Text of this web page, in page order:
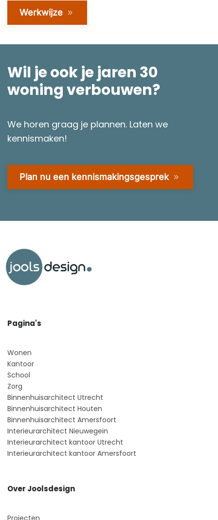
Werkwijze
Wil je ook je jaren 30
woning verbouwen?
We horen graag je plannen. Laten we
kennismaken!
Plan nu een kennismakingsgesprek
Pagina's
Wonen
Kantoor
School
Zorg
Binnenhuisarchitect Utrecht
Binnenhuisarchitect Houten
Binnenhuisarchitect Amersfoort
Interieurarchitect Nieuwegein
Interieurarchitect kantoor Utrecht
Interieurarchitect kantoor Amersfoort
Over Joolsdesign
Projecten